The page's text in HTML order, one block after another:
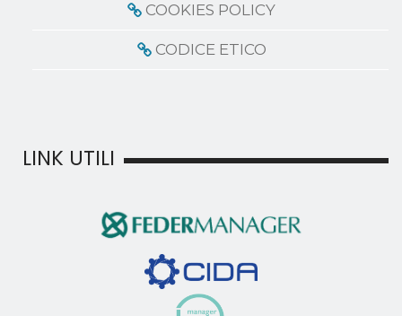
COOKIES POLICY
CODICE ETICO
LINK UTILI